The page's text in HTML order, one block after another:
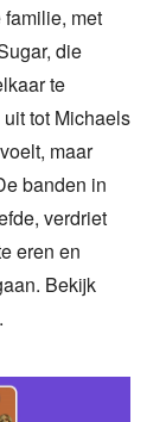
met
die
te
tot Michaels
maar
banden in
verdriet
eren en
Bekijk
.